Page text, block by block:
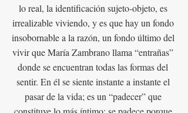
lo real, la identificación sujeto-objeto, es
irrealizable viviendo, y es que hay un fondo
insobornable a la razón, un fondo último del
vivir que María Zambrano llama “entrañas”
donde se encuentran todas las formas del
sentir. En él se siente instante a instante el
pasar de la vida; es un “padecer” que